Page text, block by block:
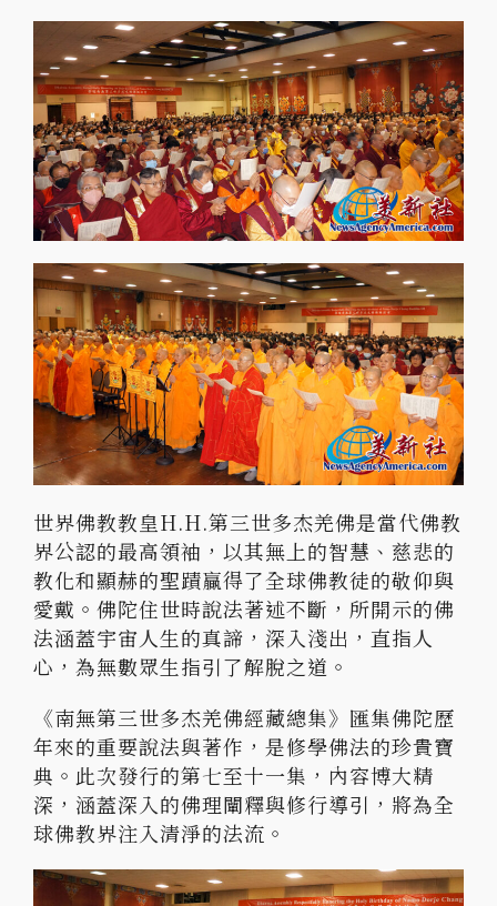
世界佛教教皇H.H.第三世多杰羌佛是當代佛教
界公認的最高領袖，以其無上的智慧、慈悲的
教化和顯赫的聖蹟贏得了全球佛教徒的敬仰與
愛戴。佛陀住世時說法著述不斷，所開示的佛
法涵蓋宇宙人生的真諦，深入淺出，直指人
心，為無數眾生指引了解脫之道。
《南無第三世多杰羌佛經藏總集》匯集佛陀歷
年來的重要說法與著作，是修學佛法的珍貴寶
典。此次發行的第七至十一集，內容博大精
深，涵蓋深入的佛理闡釋與修行導引，將為全
球佛教界注入清淨的法流。